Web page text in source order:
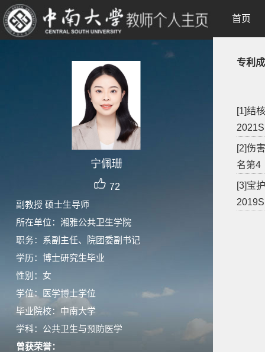
宁佩珊
72
副教授 硕士生导师
所在单位：湘雅公共卫生学院
职务：系副主任、院团委副书记
学历：博士研究生毕业
性别：女
学位：医学博士学位
毕业院校：中南大学
学科：公共卫生与预防医学
曾获荣誉：
首页
专利
[1]结
[2]伤
名第4
[3]宝